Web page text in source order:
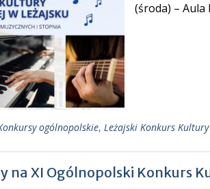
(środa) – Aula
ogólnopolskie, Leżajski Konkurs
na XI Ogólnopolski Konkurs